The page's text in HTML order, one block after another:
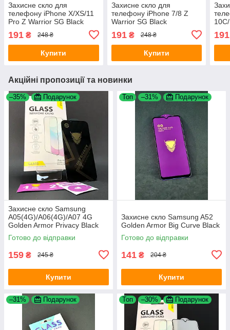
Захисне скло для
телефону iPhone X/XS/11
Pro Z Warrior SG Black
191 ₴ 248 ₴
Купити
Захисне скло для
телефону iPhone 7/8 Z
Warrior SG Black
191₴ 248 ₴
Купити
191
Акційні пропозиції та новинки
–35% Подарунок
Захисне скло Samsung
A05(4G)/A06(4G)/A07 4G
Golden Armor Privacy Black
4you
Готово до відправки
159 ₴ 245 ₴
Купити
Топ –31% Подарунок
Захисне скло Samsung A52
Golden Armor Big Curve Black
Готово до відправки
141 ₴ 204 ₴
Купити
–31% Подарунок Топ –30% Подарунок